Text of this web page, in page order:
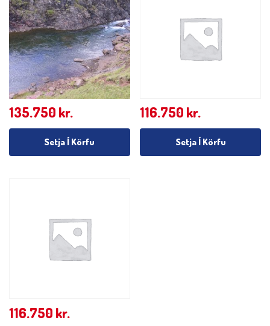
135.750 kr.
Setja Í Körfu
116.750 kr.
Setja Í Körfu
116.750 kr.